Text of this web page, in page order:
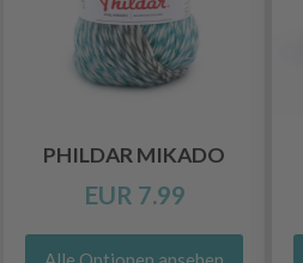
PHILDAR MIKADO
EUR 7.99